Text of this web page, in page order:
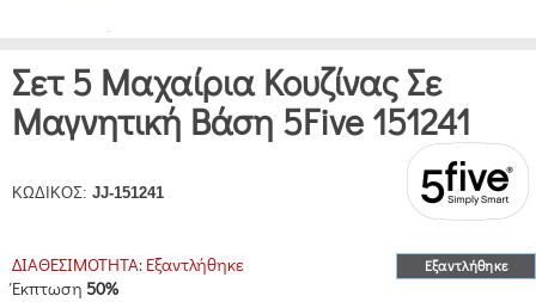
Σετ 5 Μαχαίρια Κουζίνας Σε
Μαγνητική Βάση 5Five 151241
ΚΩΔΙΚΟΣ: JJ-151241
Εξαντλήθηκε
ΔΙΑΘΕΣΙΜΟΤΗΤΑ: Εξαντλήθηκε
Έκπτωση 50%